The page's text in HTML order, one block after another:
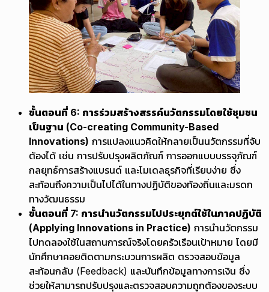
ขั้นตอนที่ 6: การร่วมสร้างสรรค์นวัตกรรมโดยใช้ชุมชน
เป็นฐาน (Co-creating Community-Based
Innovations) การแปลงแนวคิดให้กลายเป็นนวัตกรรมที่จับ
ต้องได้ เช่น การปรับปรุงผลิตภัณฑ์ การออกแบบบรรจุภัณฑ์
กลยุทธ์การสร้างแบรนด์ และโมเดลธุรกิจที่เรียบง่าย ซึ่ง
สะท้อนถึงความเป็นไปได้ในทางปฏิบัติของท้องถิ่นและมรดก
ทางวัฒนธรรม
ขั้นตอนที่ 7: การนำนวัตกรรมไปประยุกต์ใช้ในภาคปฏิบัติ
(Applying Innovations in Practice) การนำนวัตกรรม
ไปทดลองใช้ในสถานการณ์จริงโดยครัวเรือนเป้าหมาย โดยมี
นักศึกษาคอยติดตามกระบวนการผลิต ตรวจสอบข้อมูล
สะท้อนกลับ (Feedback) และบันทึกข้อมูลทางการเงิน ซึ่ง
ช่วยให้สามารถปรับปรุงและตรวจสอบความถูกต้องของระบบ